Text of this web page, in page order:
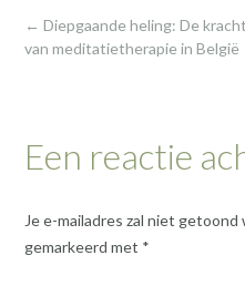
Post
navigation
← Diepgaande heling: De kracht
van meditatietherapie in België
Een reactie
Je e-mailadres zal niet getoond
gemarkeerd met *